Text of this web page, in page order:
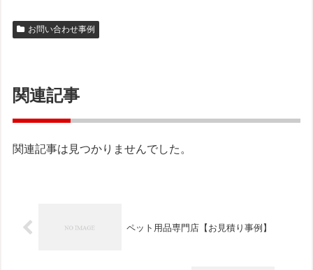
お問い合わせ事例
関連記事
関連記事は見つかりませんでした。
ペット用品専門店【お見積り事例】